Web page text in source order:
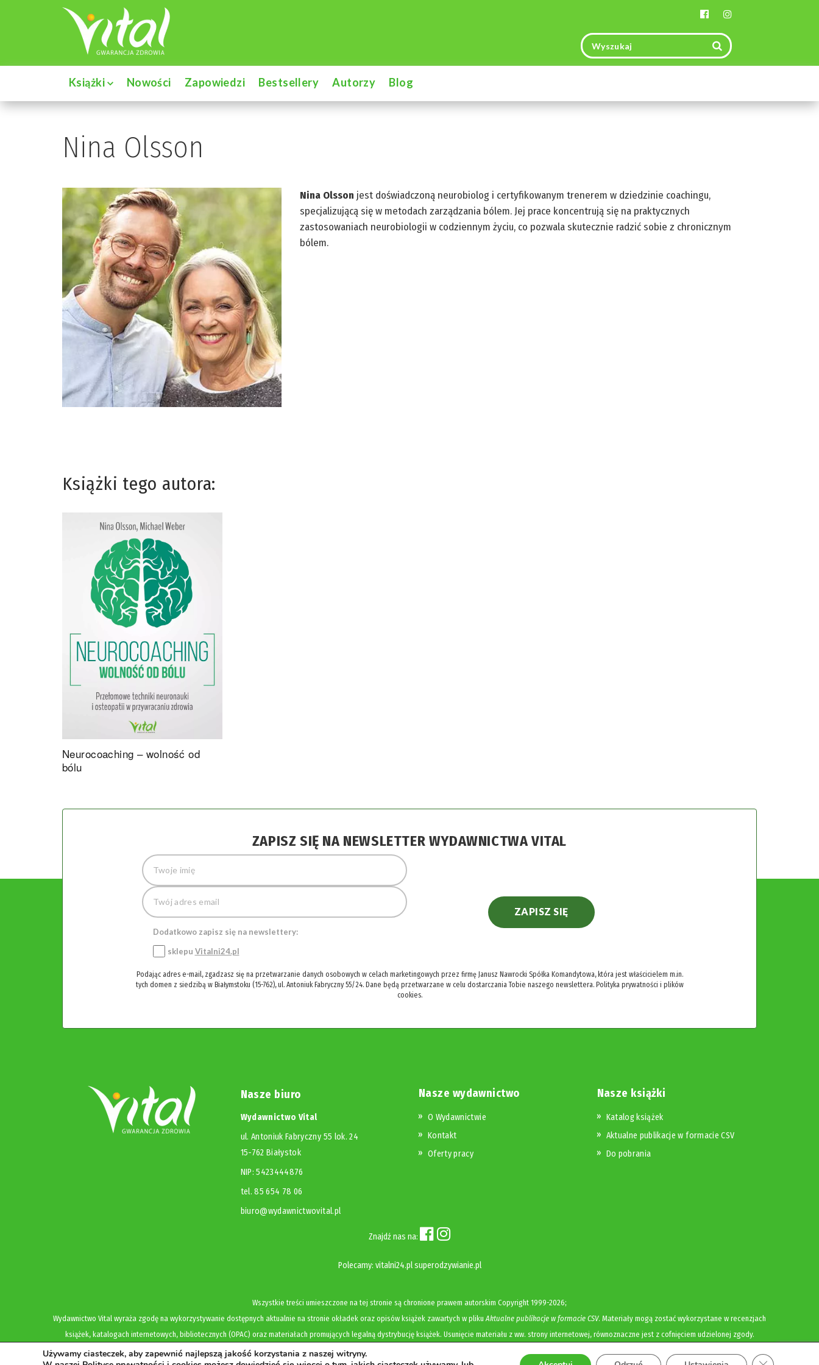
Książki Nowości Zapowiedzi Bestsellery Autorzy Blog
Nina Olsson
Nina Olsson jest doświadczoną neurobiolog i certyfikowanym trenerem w dziedzinie coachingu,
specjalizującą się w metodach zarządzania bólem. Jej prace koncentrują się na praktycznych
zastosowaniach neurobiologii w codziennym życiu, co pozwala skutecznie radzić sobie z chronicznym
bólem.
Książki tego autora:
Neurocoaching – wolność od
bólu
ZAPISZ SIĘ NA NEWSLETTER WYDAWNICTWA VITAL
Dodatkowo zapisz się na newslettery:
sklepu Vitalni24.pl
ZAPISZ SIĘ
Podając adres e-mail, zgadzasz się na przetwarzanie danych osobowych w celach marketingowych przez firmę Janusz Nawrocki Spółka Komandytowa, która jest właścicielem m.in.
tych domen z siedzibą w Białymstoku (15-762), ul. Antoniuk Fabryczny 55/24. Dane będą przetwarzane w celu dostarczania Tobie naszego newslettera. Polityka prywatności i plików
cookies.
Nasze biuro
Wydawnictwo Vital
ul. Antoniuk Fabryczny 55 lok. 24
15-762 Białystok
NIP: 5423444876
tel. 85 654 78 06
biuro@wydawnictwovital.pl
Nasze wydawnictwo
O Wydawnictwie
Kontakt
Oferty pracy
Nasze książki
Katalog książek
Aktualne publikacje w formacie CSV
Do pobrania
Znajdź nas na:
Polecamy: vitalni24.pl superodzywianie.pl
Wszystkie treści umieszczone na tej stronie są chronione prawem autorskim Copyright 1999-2026;
Wydawnictwo Vital wyraża zgodę na wykorzystywanie dostępnych aktualnie na stronie okładek oraz opisów książek zawartych w pliku Aktualne publikacje w formacie CSV. Materiały mogą zostać wykorzystane w recenzjach
książek, katalogach internetowych, bibliotecznych (OPAC) oraz materiałach promujących legalną dystrybucję książek. Usunięcie materiału z ww. strony internetowej, równoznaczne jest z cofnięciem udzielonej zgody.
Polityka prywatności i cookies
Używamy ciasteczek, aby zapewnić najlepszą jakość korzystania z naszej witryny.
Zamknij panel